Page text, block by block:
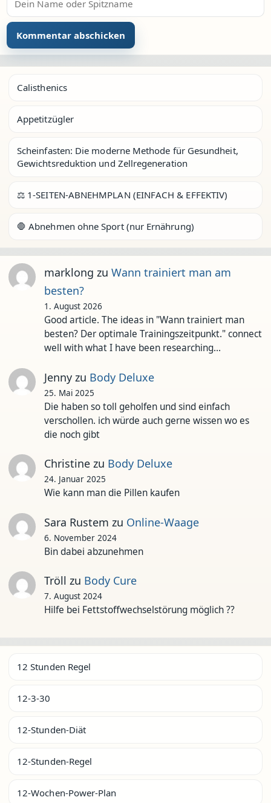
Calisthenics
Appetitzügler
Scheinfasten: Die moderne Methode für Gesundheit,
Gewichtsreduktion und Zellregeneration
⚖️ 1-SEITEN-ABNEHMPLAN (EINFACH & EFFEKTIV)
🛑 Abnehmen ohne Sport (nur Ernährung)
marklong zu Wann trainiert man am
besten?
1. August 2026
Good article. The ideas in "Wann trainiert man
besten? Der optimale Trainingszeitpunkt." connect
well with what I have been researching…
Jennyzu Body Deluxe
25. Mai 2025
Die haben so toll geholfen und sind einfach
verschollen. ich würde auch gerne wissen wo es
die noch gibt
Christinezu Body Deluxe
24. Januar 2025
Wie kann man die Pillen kaufen
Sara Rustem zu Online-Waage
6. November 2024
Bin dabei abzunehmen
Tröll zu Body Cure
7. August 2024
Hilfe bei Fettstoffwechselstörung möglich ??
12 Stunden Regel
12-3-30
12-Stunden-Diät
12-Stunden-Regel
12-Wochen-Power-Plan